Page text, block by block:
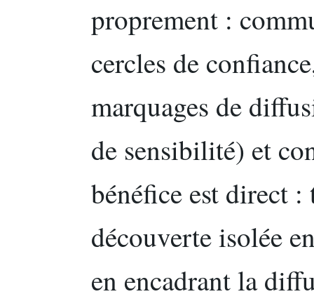
proprement :
cercles de
marquages de
de sensibilité) et
bénéfice est direct
découverte isolée
en encadrant la